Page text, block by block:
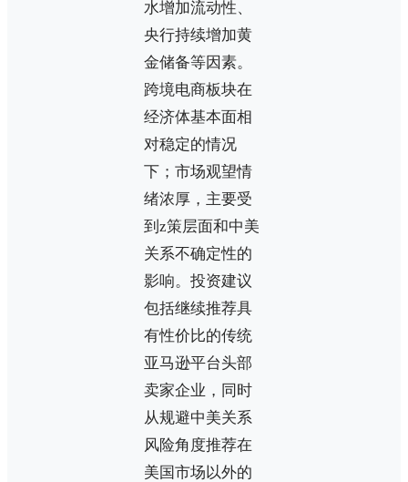
水增加流动性、
央行持续增加黄
金储备等因素。
跨境电商板块在
经济体基本面相
对稳定的情况
下；市场观望情
绪浓厚，主要受
到z策层面和中美
关系不确定性的
影响。投资建议
包括继续推荐具
有性价比的传统
亚马逊平台头部
卖家企业，同时
从规避中美关系
风险角度推荐在
美国市场以外的